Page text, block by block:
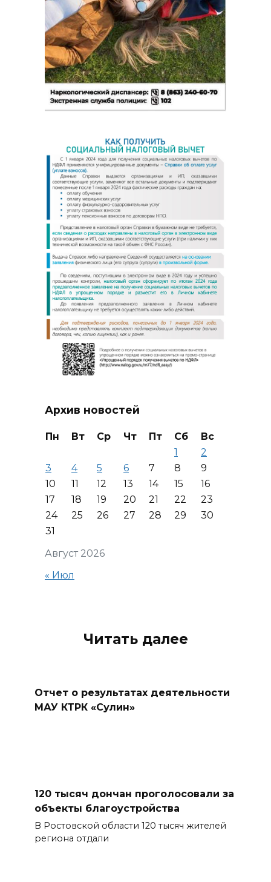
Архив новостей
Август 2026
Пн Вт Ср Чт Пт Сб
Вс
1
2
3
4 5 6 7 8
9
10
11 12 13 14 15
16
17
18 19 20 21 22
23
24
25 26 27 28 29
30
31
« Июл
Читать далее
Отчет о результатах деятельности
МАУ КТРК «Сулин»
120 тысяч дончан проголосовали за
объекты благоустройства
В Ростовской области 120 тысяч жителей
региона отдали